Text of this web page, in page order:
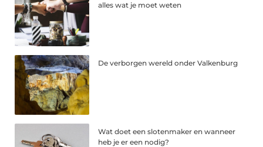
alles wat je moet weten
De verborgen wereld onder Valkenburg
Wat doet een slotenmaker en wanneer
heb je er een nodig?